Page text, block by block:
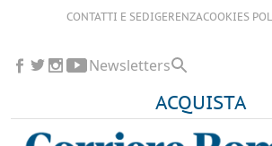
CONTATTI E SEDIGERENZACOOKIES
ACQUISTA
Newsletters